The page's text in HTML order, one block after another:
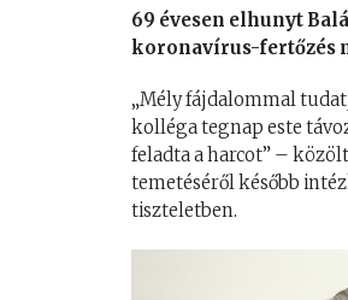
69 évesen elhunyt
koronavírus-fertőzés
„Mély fájdalommal
kolléga tegnap este
feladta a harcot” –
temetéséről később
tiszteletben.